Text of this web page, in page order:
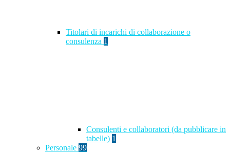
Titolari di incarichi di collaborazione o
consulenza 1
Consulenti e collaboratori (da pubblicare in
tabelle) 1
Personale 99